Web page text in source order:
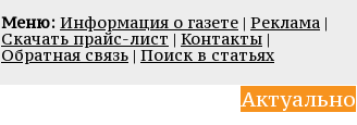
Меню: Информация о газете | Реклама |
Скачать прайс-лист | Контакты |
Обратная связь | Поиск в статьях
Актуально